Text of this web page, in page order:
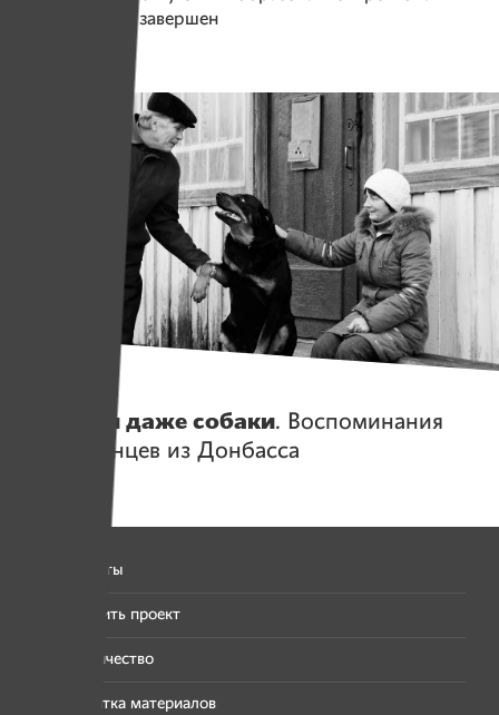
Сбор средств завершен
Плакали даже собаки. Воспоминания
переселенцев из Донбасса
Все проекты
Предложить проект
Сотрудничество
Перепечатка материалов